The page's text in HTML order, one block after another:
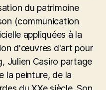
du patrimoine
(communication
appliquées à la
d'œuvres d'art pour
Julien Casiro partage
la peinture, de la